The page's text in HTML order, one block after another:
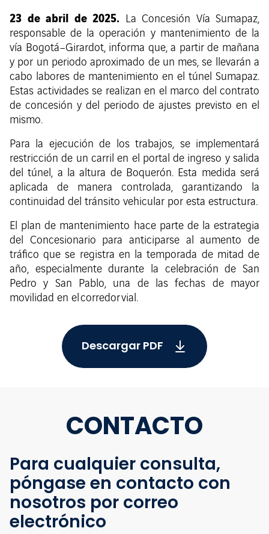
23 de abril de 2025. La Concesión Vía Sumapaz,
responsable de la operación y mantenimiento de la
vía Bogotá–Girardot, informa que, a partir de mañana
y por un periodo aproximado de un mes, se llevarán a
cabo labores de mantenimiento en el túnel Sumapaz.
Estas actividades se realizan en el marco del contrato
de concesión y del periodo de ajustes previsto en el
mismo.
Para la ejecución de los trabajos, se implementará
restricción de un carril en el portal de ingreso y salida
del túnel, a la altura de Boquerón. Esta medida será
aplicada de manera controlada, garantizando la
continuidad del tránsito vehicular por esta estructura.
El plan de mantenimiento hace parte de la estrategia
del Concesionario para anticiparse al aumento de
tráfico que se registra en la temporada de mitad de
año, especialmente durante la celebración de San
Pedro y San Pablo, una de las fechas de mayor
movilidad en el corredor vial.
Descargar PDF
CONTACTO
Para cualquier consulta,
póngase en contacto con
nosotros por correo
electrónico